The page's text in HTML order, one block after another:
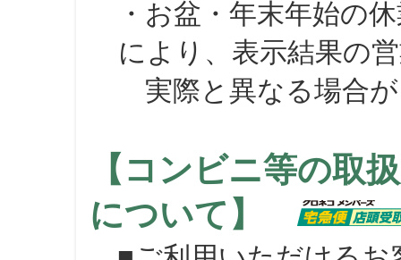
・お盆・年末年始の
により、表示結果の
実際と異なる場合が
【コンビニ等の取
について】